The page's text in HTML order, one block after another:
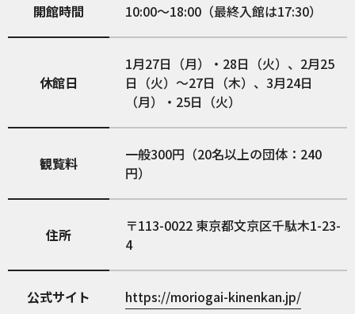
開館時間 10:00～18:00（最終入館は17:30）
休館日
1月27日（月）・28日（火）、2月25
日（火）～27日（木）、3月24日
（月）・25日（火）
観覧料
一般300円（20名以上の団体：240
円）
住所 113-0022 東京都文京区千駄木1-23-
4
公式サイト https://moriogai-kinenkan.jp/